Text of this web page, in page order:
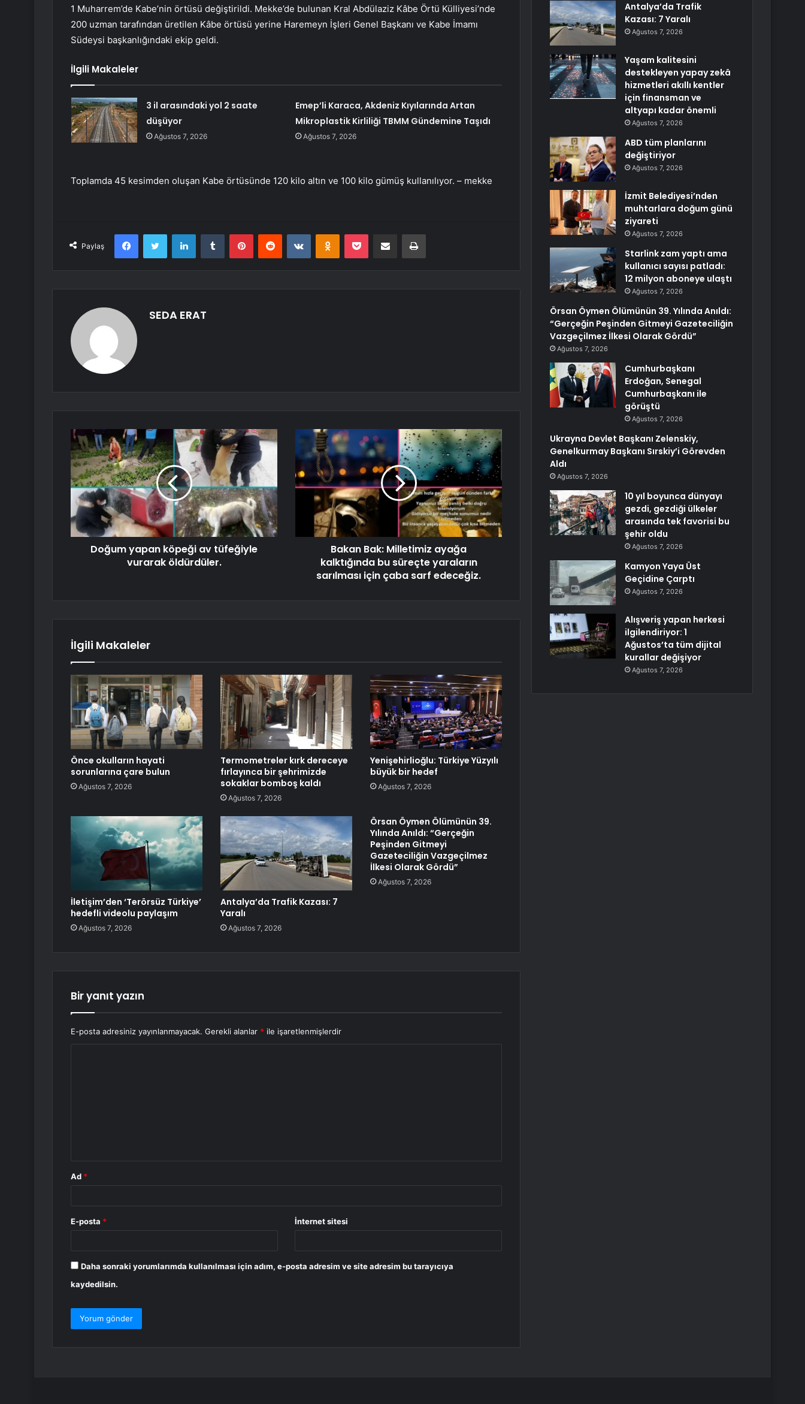
1 Muharrem’de Kabe’nin örtüsü değiştirildi. Mekke’de bulunan Kral Abdülaziz Kâbe Örtü Külliyesi’nde
200 uzman tarafından üretilen Kâbe örtüsü yerine Haremeyn İşleri Genel Başkanı ve Kabe İmamı
Südeysi başkanlığındaki ekip geldi.
İlgili Makaleler
3 il arasındaki yol 2 saate
düşüyor
Ağustos 7, 2026
Emep’li Karaca, Akdeniz Kıyılarında Artan
Mikroplastik Kirliliği TBMM Gündemine Taşıdı
Ağustos 7, 2026
Toplamda 45 kesimden oluşan Kabe örtüsünde 120 kilo altın ve 100 kilo gümüş kullanılıyor. – mekke
Paylaş
FacebookTwitter LinkedInTumblr PinterestReddit VKontakteOdnoklassniki
Pocket E-Posta ile paylaş Yazdır
SEDA ERAT
Doğum yapan köpeği av tüfeğiyle
vurarak öldürdüler.
Bakan Bak: Milletimiz ayağa
kalktığında bu süreçte yaraların
sarılması için çaba sarf edeceğiz.
İlgili Makaleler
Önce okulların hayati
sorunlarına çare bulun
Ağustos 7, 2026
Termometreler kırk dereceye
fırlayınca bir şehrimizde
sokaklar bomboş kaldı
Ağustos 7, 2026
Yenişehirlioğlu: Türkiye Yüzyılı
büyük bir hedef
Ağustos 7, 2026
İletişim’den ‘Terörsüz Türkiye’
hedefli videolu paylaşım
Ağustos 7, 2026
Antalya’da Trafik Kazası: 7
Yaralı
Ağustos 7, 2026
Örsan Öymen Ölümünün 39.
Yılında Anıldı: “Gerçeğin
Peşinden Gitmeyi
Gazeteciliğin Vazgeçilmez
İlkesi Olarak Gördü”
Ağustos 7, 2026
Bir yanıt yazın
E-posta adresiniz yayınlanmayacak. Gerekli alanlar * ile işaretlenmişlerdir
Ad *
E-posta * İnternet sitesi
Daha sonraki yorumlarımda kullanılması için adım, e-posta adresim ve site adresim bu tarayıcıya
kaydedilsin.
Antalya’da Trafik
Kazası: 7 Yaralı
Ağustos 7, 2026
Yaşam kalitesini
destekleyen yapay zekâ
hizmetleri akıllı kentler
için finansman ve
altyapı kadar önemli
Ağustos 7, 2026
ABD tüm planlarını
değiştiriyor
Ağustos 7, 2026
İzmit Belediyesi’nden
muhtarlara doğum günü
ziyareti
Ağustos 7, 2026
Starlink zam yaptı ama
kullanıcı sayısı patladı:
12 milyon aboneye ulaştı
Ağustos 7, 2026
Örsan Öymen Ölümünün 39. Yılında Anıldı:
“Gerçeğin Peşinden Gitmeyi Gazeteciliğin
Vazgeçilmez İlkesi Olarak Gördü”
Ağustos 7, 2026
Cumhurbaşkanı
Erdoğan, Senegal
Cumhurbaşkanı ile
görüştü
Ağustos 7, 2026
Ukrayna Devlet Başkanı Zelenskiy,
Genelkurmay Başkanı Sırskiy’i Görevden
Aldı
Ağustos 7, 2026
10 yıl boyunca dünyayı
gezdi, gezdiği ülkeler
arasında tek favorisi bu
şehir oldu
Ağustos 7, 2026
Kamyon Yaya Üst
Geçidine Çarptı
Ağustos 7, 2026
Alışveriş yapan herkesi
ilgilendiriyor: 1
Ağustos’ta tüm dijital
kurallar değişiyor
Ağustos 7, 2026